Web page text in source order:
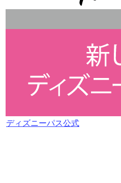
ディズニーパス公式